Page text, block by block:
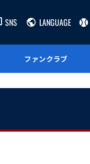
SNS LANGUAGE
ファンクラブ